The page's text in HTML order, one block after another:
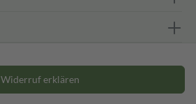
Widerruf erklären